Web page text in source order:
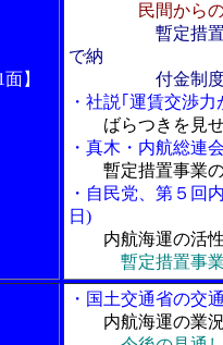
】
民間から
暫定措
で納
付金制度
・社説｢運賃交渉
ばらつきを見
・真木・内航総連
暫定措置事業
・自民党、第５回
日)
内航海運の活
暫定措置事
・国土交通省の交
内航海運の業